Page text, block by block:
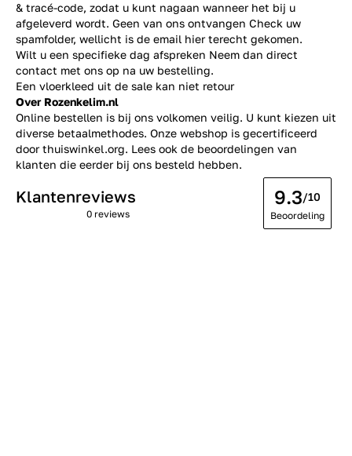
& tracé-code, zodat u kunt nagaan wanneer het bij u
afgeleverd wordt. Geen van ons ontvangen Check uw
spamfolder, wellicht is de email hier terecht gekomen.
Wilt u een specifieke dag afspreken Neem dan direct
contact met ons op na uw bestelling.
Een vloerkleed uit de sale kan niet retour
Over Rozenkelim.nl
Online bestellen is bij ons volkomen veilig. U kunt kiezen uit
diverse betaalmethodes. Onze webshop is gecertificeerd
door thuiswinkel.org. Lees ook de beoordelingen van
klanten die eerder bij ons besteld hebben.
Klantenreviews
0 reviews
9.3/10
Beoordeling